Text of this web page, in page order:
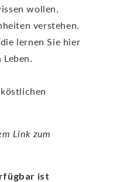
wollen.
verstehen.
lernen Sie hier
Link zum
ist